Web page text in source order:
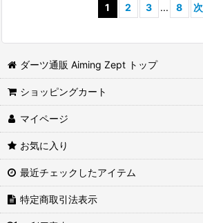
1 2 3 ... 8 次
ダーツ通販 Aiming Zept トップ
ショッピングカート
マイページ
お気に入り
最近チェックしたアイテム
特定商取引法表示